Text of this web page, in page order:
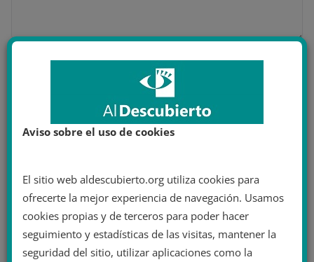
Nombre*
Correo electrónico*
Web
Aviso sobre el uso de cookies
El sitio web aldescubierto.org utiliza cookies para
ofrecerte la mejor experiencia de navegación. Usamos
cookies propias y de terceros para poder hacer
seguimiento y estadísticas de las visitas, mantener la
seguridad del sitio, utilizar aplicaciones como la